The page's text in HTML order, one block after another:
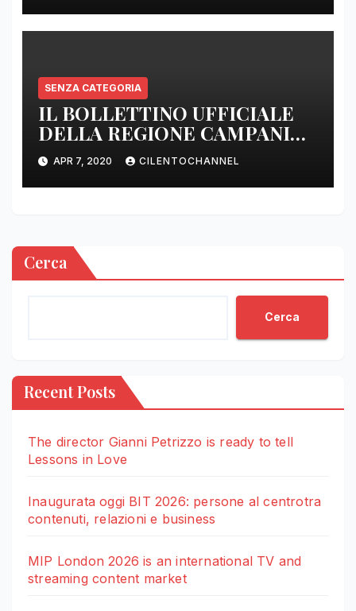
SENZA CATEGORIA
IL BOLLETTINO UFFICIALE
DELLA REGIONE CAMPANIA
DELLE ORE 22.00
APR 7, 2020 CILENTOCHANNEL
Cerca
Cerca
Recent Posts
The director Gianni Petrizzo is ready to tell
Lessons in Love
Inaugurata oggi BIT 2026: persone al centrotra
contenuti, relazioni e business
MIP London 2026 is an international TV and
streaming content market